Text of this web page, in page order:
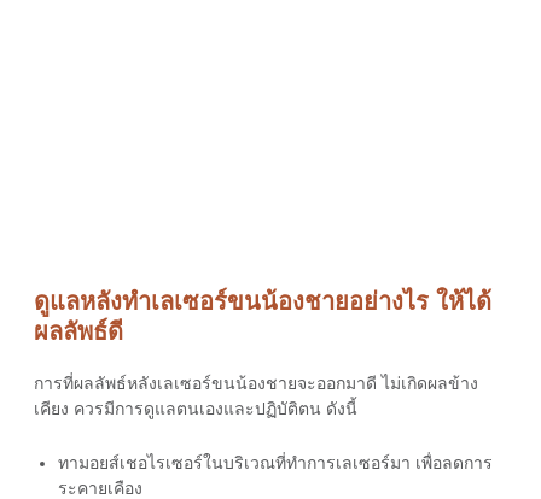
ดูแลหลังทำเลเซอร์ขนน้องชายอย่างไร ให้ได้
ผลลัพธ์ดี
การที่ผลลัพธ์หลังเลเซอร์ขนน้องชายจะออกมาดี ไม่เกิดผลข้าง
เคียง ควรมีการดูแลตนเองและปฏิบัติตน ดังนี้
ทามอยส์เชอไรเซอร์ในบริเวณที่ทำการเลเซอร์มา เพื่อลดการ
ระคายเคือง